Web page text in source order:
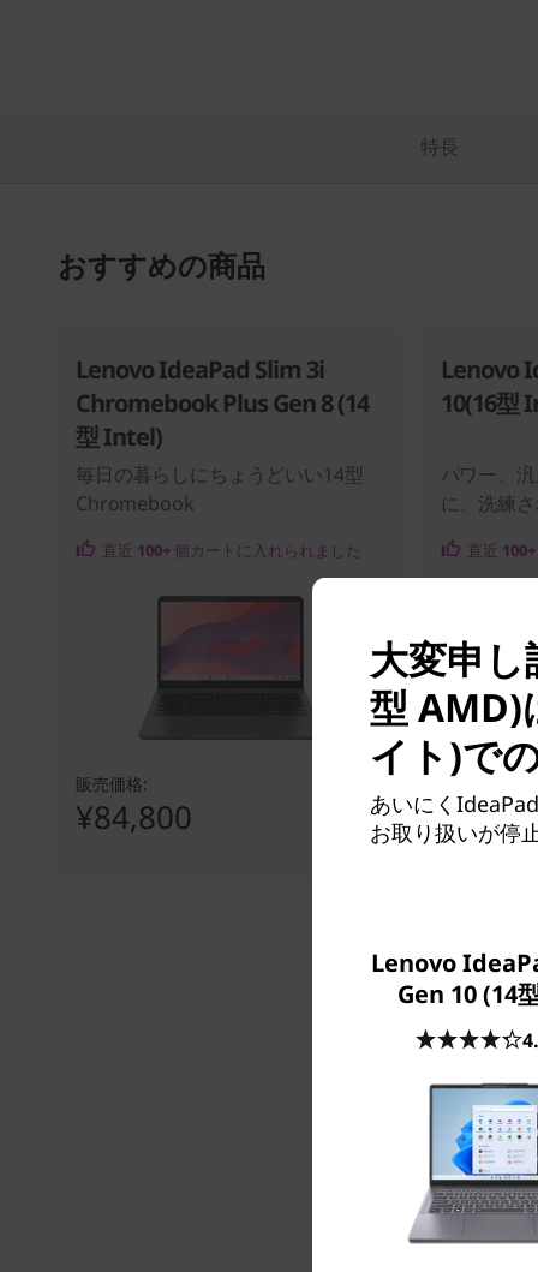
特長
おすすめの商品
Lenovo IdeaPad Slim 3i
Chromebook Plus Gen 8 (14
型 Intel)
毎日の暮らしにちょうどいい14型
Chromebook
直近 100+個カートに入れられました
販売価格:
¥84,800
Lenovo
10(16型
パワー、
に、洗練
直近 100+
販売価格:
大変申
型 AMD)
イト)で
あいにく
お取り扱いが停
Lenovo
Gen 10 (14